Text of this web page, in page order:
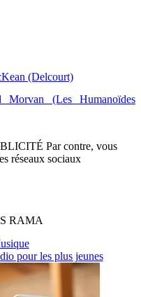
(Delcourt)
Morvan (Les Humanoïdes
Par contre, vous
réseaux sociaux
RAMA
pour les plus jeunes